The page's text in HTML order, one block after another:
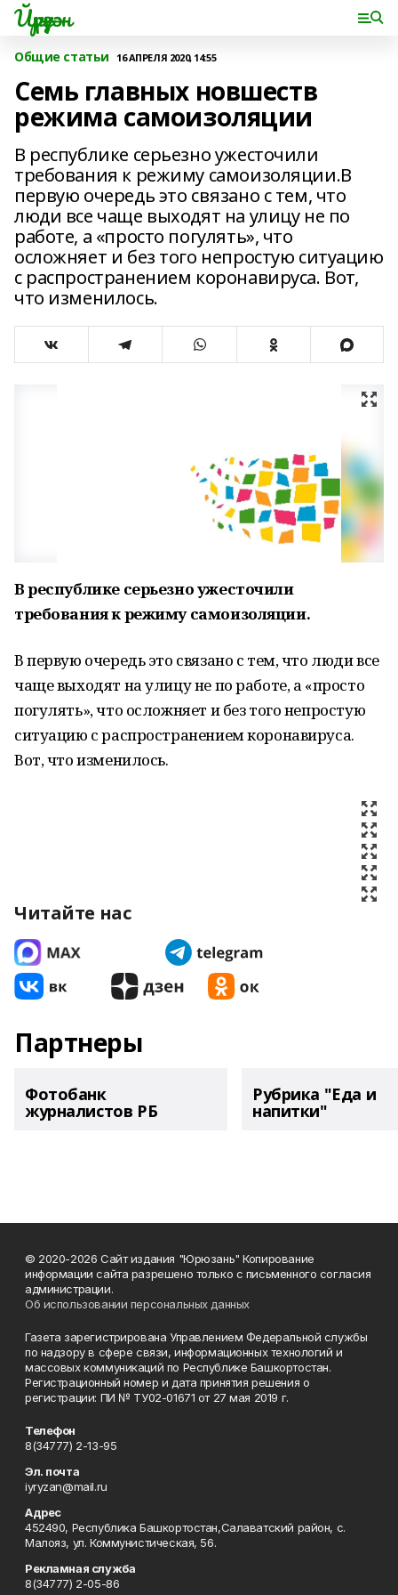
Йүрүҙән
Общие статьи 16 АПРЕЛЯ 2020, 14:55
Семь главных новшеств
режима самоизоляции
В республике серьезно ужесточили
требования к режиму самоизоляции.В
первую очередь это связано с тем, что
люди все чаще выходят на улицу не по
работе, а «просто погулять», что
осложняет и без того непростую ситуацию
с распространением коронавируса. Вот,
что изменилось.
В республике серьезно ужесточили
требования к режиму самоизоляции.
В первую очередь это связано с тем, что люди все
чаще выходят на улицу не по работе, а «просто
погулять», что осложняет и без того непростую
ситуацию с распространением коронавируса.
Вот, что изменилось.
Читайте нас
Партнеры
Фотобанк
журналистов РБ
Рубрика "Еда и
напитки"
© 2020-2026 Сайт издания "Юрюзань" Копирование
информации сайта разрешено только с письменного согласия
администрации.
Об использовании персональных данных
Газета зарегистрирована Управлением Федеральной службы
по надзору в сфере связи, информационных технологий и
массовых коммуникаций по Республике Башкортостан.
Регистрационный номер и дата принятия решения о
регистрации: ПИ № ТУ02-01671 от 27 мая 2019 г.
Телефон
8(34777) 2-13-95
Эл. почта
iyryzan@mail.ru
Адрес
452490, Республика Башкортостан,Салаватский район, с.
Малояз, ул. Коммунистическая, 56.
Рекламная служба
8(34777) 2-05-86